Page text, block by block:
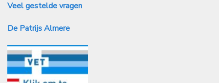
Veel gestelde vragen
De Patrijs Almere